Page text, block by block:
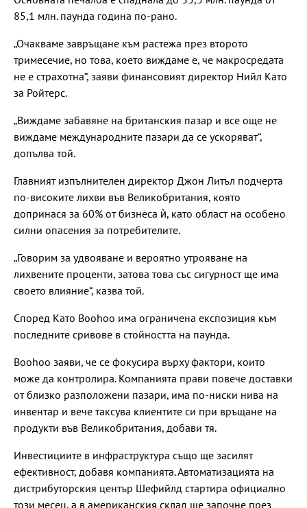
85,1 млн. паунда година по-рано.
„Очакваме завръщане към растежа през второто
тримесечие, но това, което виждаме е, че макросредата
не е страхотна“, заяви финансовият директор Нийл Като
за Ройтерс.
„Виждаме забавяне на британския пазар и все още не
виждаме международните пазари да се ускоряват“,
допълва той.
Главният изпълнителен директор Джон Литъл подчерта
по-високите лихви във Великобритания, която
допринася за 60% от бизнеса ѝ, като област на особено
силни опасения за потребителите.
„Говорим за удвояване и вероятно утрояване на
лихвените проценти, затова това със сигурност ще има
своето влияние“, казва той.
Според Като Boohoo има ограничена експозиция към
последните сривове в стойността на паунда.
Boohoo заяви, че се фокусира върху фактори, които
може да контролира. Компанията прави повече доставки
от близко разположени пазари, има по-ниски нива на
инвентар и вече таксува клиентите си при връщане на
продукти във Великобритания, добави тя.
Инвестициите в инфраструктура също ще засилят
ефективност, добавя компанията. Автоматизацията на
дистрибуторския център Шефийлд стартира официално
този месец, а в американския склад ще започне през